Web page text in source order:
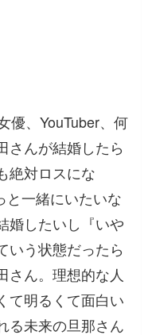
優、YouTuber、何
さんが結婚したら
絶対ロスにな
と一緒にいたいな
婚したいし『いや
いう状態だったら
さん。理想的な人
て明るくて面白い
る未来の旦那さん